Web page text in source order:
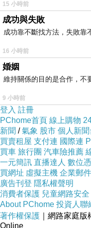
洋裝直接搞定，超
不管是跟周末與情
上班，都可以穿
優雅長洋裝，長長
有飄逸夢幻的感覺。
特賣會現場有超
職場時尚『
OL上班族可以在
衣服，表現出中性
穿出優雅自信，輕
俐落剪裁的個性西
好選擇。
很休閒的風格。
15 小時前
成功與失敗
成功靠不斷找方法，失敗靠
16 小時前
婚姻
維持關係的目的是合作，不
9 小時前
登入 註冊
PChome首頁 線上購物
新聞 /氣象 股市 個人新聞
買賣租屋 支付連 國際連
買車 旅行團 汽車險推薦
一元簡訊 直播達人 數位
買網址 虛擬主機 企業郵件
廣告刊登 隱私權聲明
消費者保護 兒童網路安全
About PChome 投資人聯
著作權保護 ｜網路家庭
Online